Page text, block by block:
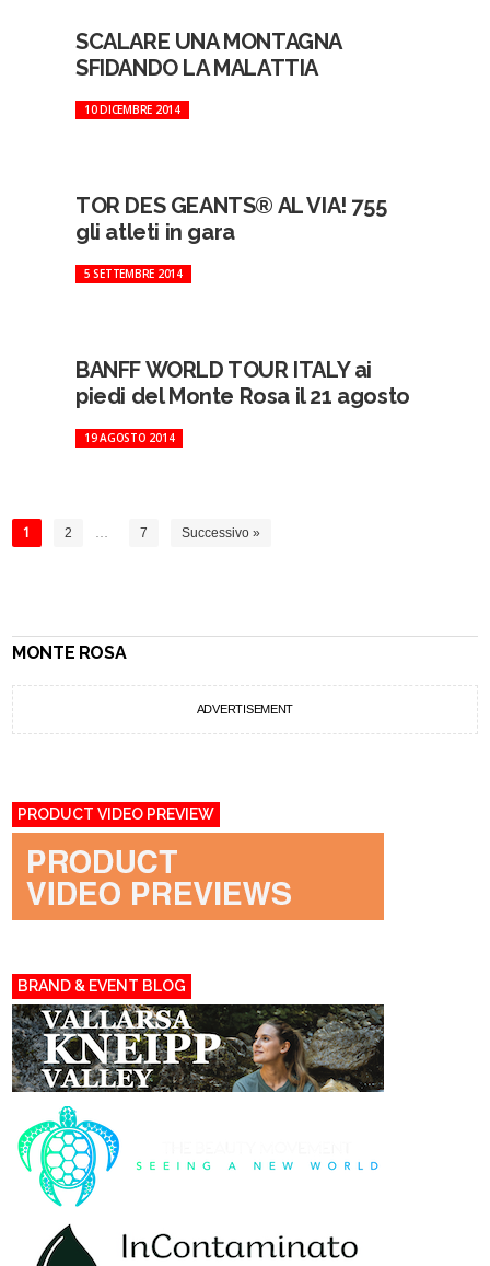
SCALARE UNA MONTAGNA
SFIDANDO LA MALATTIA
10 DICEMBRE 2014
TOR DES GEANTS® AL VIA! 755
gli atleti in gara
5 SETTEMBRE 2014
BANFF WORLD TOUR ITALY ai
piedi del Monte Rosa il 21 agosto
19 AGOSTO 2014
1 2 … 7 Successivo »
MONTE ROSA
ADVERTISEMENT
PRODUCT VIDEO PREVIEW
BRAND & EVENT BLOG